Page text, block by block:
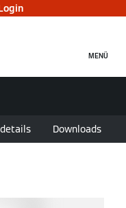
MENÜ
Downloads